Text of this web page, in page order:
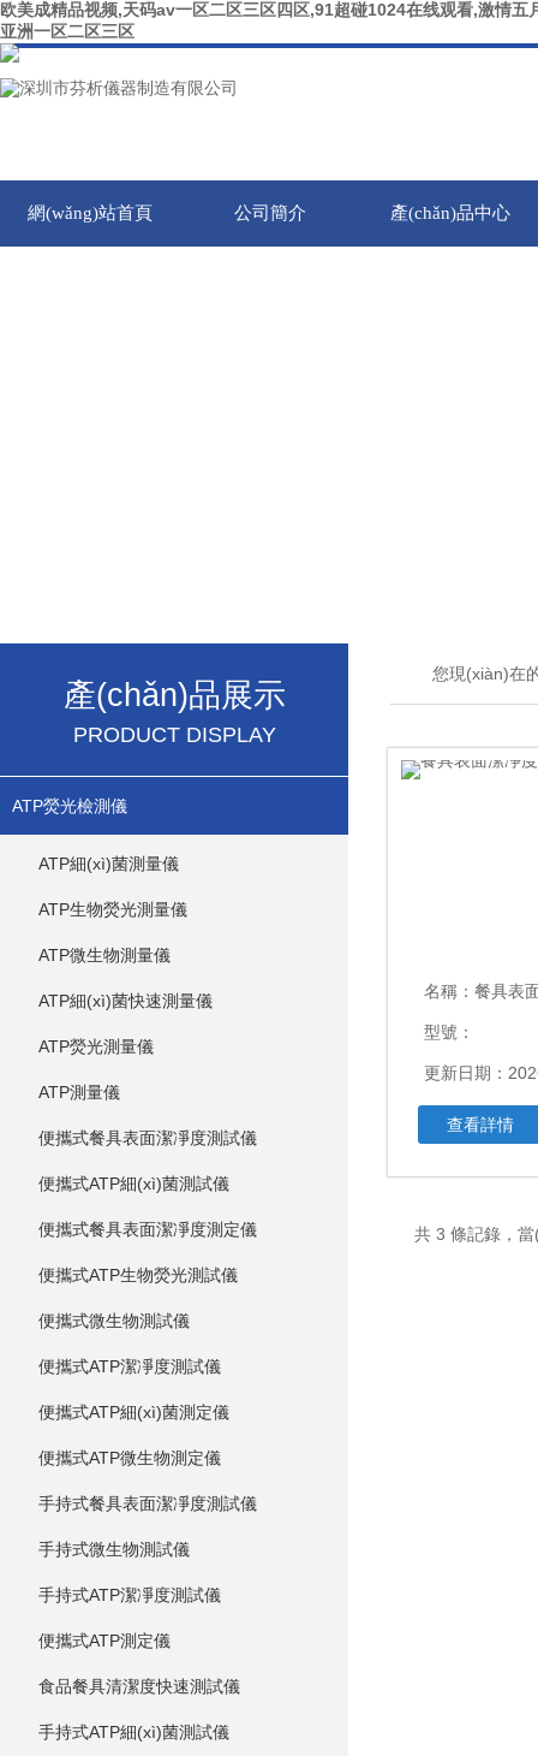
欧美成精品视频,天码av一区二区三区四区,91超碰1024在线观看,激情
亚洲一区二区三区
網(wǎng)站首頁 公司簡介 產(chǎn)品中心
產(chǎn)品展示
PRODUCT DISPLAY
ATP熒光檢測儀
ATP細(xì)菌測量儀
ATP生物熒光測量儀
ATP微生物測量儀
ATP細(xì)菌快速測量儀
ATP熒光測量儀
ATP測量儀
便攜式餐具表面潔凈度測試儀
便攜式ATP細(xì)菌測試儀
便攜式餐具表面潔凈度測定儀
便攜式ATP生物熒光測試儀
便攜式微生物測試儀
便攜式ATP潔凈度測試儀
便攜式ATP細(xì)菌測定儀
便攜式ATP微生物測定儀
手持式餐具表面潔凈度測試儀
手持式微生物測試儀
手持式ATP潔凈度測試儀
便攜式ATP測定儀
食品餐具清潔度快速測試儀
手持式ATP細(xì)菌測試儀
您現(xiàn)在
名稱： 餐具表面潔
型號：
更新日期：
查看詳情
共 3 條記錄，